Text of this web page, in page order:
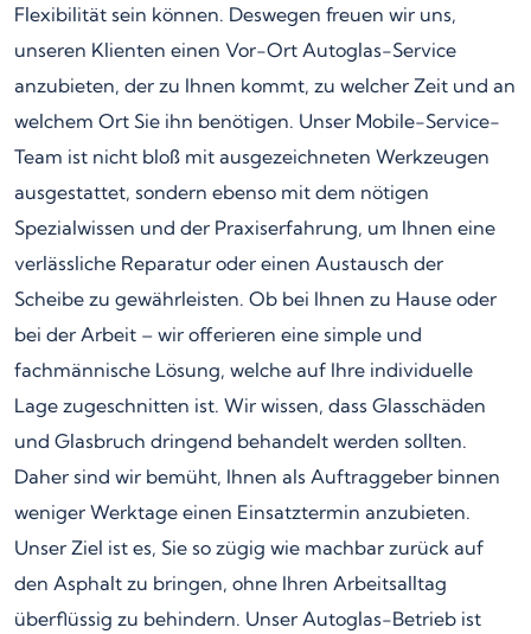
Flexibilität sein können. Deswegen freuen wir uns,
unseren Klienten einen Vor-Ort Autoglas-Service
anzubieten, der zu Ihnen kommt, zu welcher Zeit und an
welchem Ort Sie ihn benötigen. Unser Mobile-Service-
Team ist nicht bloß mit ausgezeichneten Werkzeugen
ausgestattet, sondern ebenso mit dem nötigen
Spezialwissen und der Praxiserfahrung, um Ihnen eine
verlässliche Reparatur oder einen Austausch der
Scheibe zu gewährleisten. Ob bei Ihnen zu Hause oder
bei der Arbeit – wir offerieren eine simple und
fachmännische Lösung, welche auf Ihre individuelle
Lage zugeschnitten ist. Wir wissen, dass Glasschäden
und Glasbruch dringend behandelt werden sollten.
Daher sind wir bemüht, Ihnen als Auftraggeber binnen
weniger Werktage einen Einsatztermin anzubieten.
Unser Ziel ist es, Sie so zügig wie machbar zurück auf
den Asphalt zu bringen, ohne Ihren Arbeitsalltag
überflüssig zu behindern. Unser Autoglas-Betrieb ist